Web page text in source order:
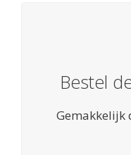
Bestel
Gemakkelijk